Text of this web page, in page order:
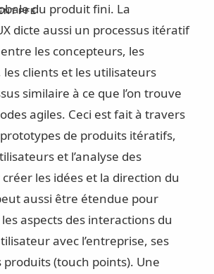
PFEdu produit fini. La
dicte aussi un processus itératif
les concepteurs, les
clients et les utilisateurs
similaire à ce que l’on trouve
agiles. Ceci est fait à travers
de produits itératifs,
et l’analyse des
les idées et la direction du
aussi être étendue pour
aspects des interactions du
avec l’entreprise, ses
produits (touch points). Une